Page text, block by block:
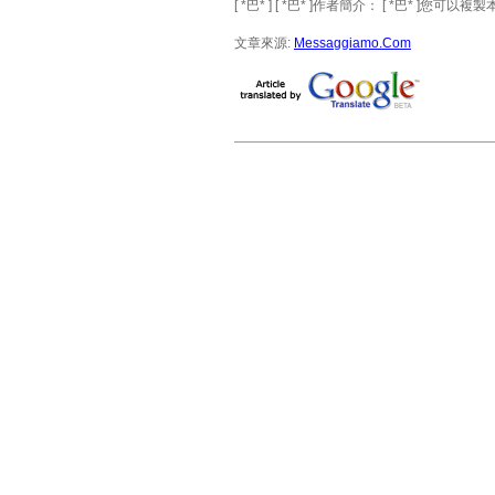
[ *巴* ] [ *巴* ]作者簡介： [ *巴* ]您可以複製
文章來源: Messaggiamo.Com